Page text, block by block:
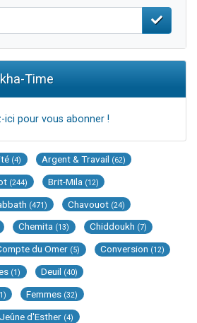
Time
ici pour vous abonner !
(4) Argent & Travail (62)
(244) Brit-Mila (12)
(471) Chavouot (24)
Chemita (13) Chiddoukh (7)
du Omer (5) Conversion (12)
(1) Deuil (40)
Femmes (32)
Jeûne d'Esther (4)